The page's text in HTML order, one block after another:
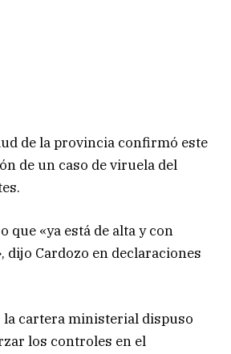
de la provincia confirmó este
de un caso de viruela del
que «ya está de alta y con
dijo Cardozo en declaraciones
la cartera ministerial dispuso
los controles en el